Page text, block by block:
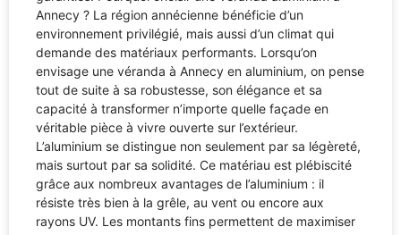
Annecy ? La région annécienne bénéficie d’un
environnement privilégié, mais aussi d’un climat qui
demande des matériaux performants. Lorsqu’on
envisage une véranda à Annecy en aluminium, on pense
tout de suite à sa robustesse, son élégance et sa
capacité à transformer n’importe quelle façade en
véritable pièce à vivre ouverte sur l’extérieur.
L’aluminium se distingue non seulement par sa légèreté,
mais surtout par sa solidité. Ce matériau est plébiscité
grâce aux nombreux avantages de l’aluminium : il
résiste très bien à la grêle, au vent ou encore aux
rayons UV. Les montants fins permettent de maximiser